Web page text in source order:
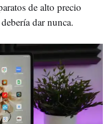
de alto precio
dar nunca.